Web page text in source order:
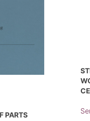
PARTS